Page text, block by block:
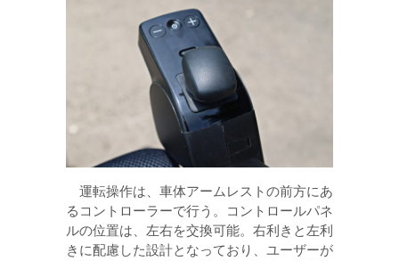
運転操作は、車体アームレストの前方にあ
るコントローラーで行う。コントロールパネ
ルの位置は、左右を交換可能。右利きと左利
きに配慮した設計となっており、ユーザーが